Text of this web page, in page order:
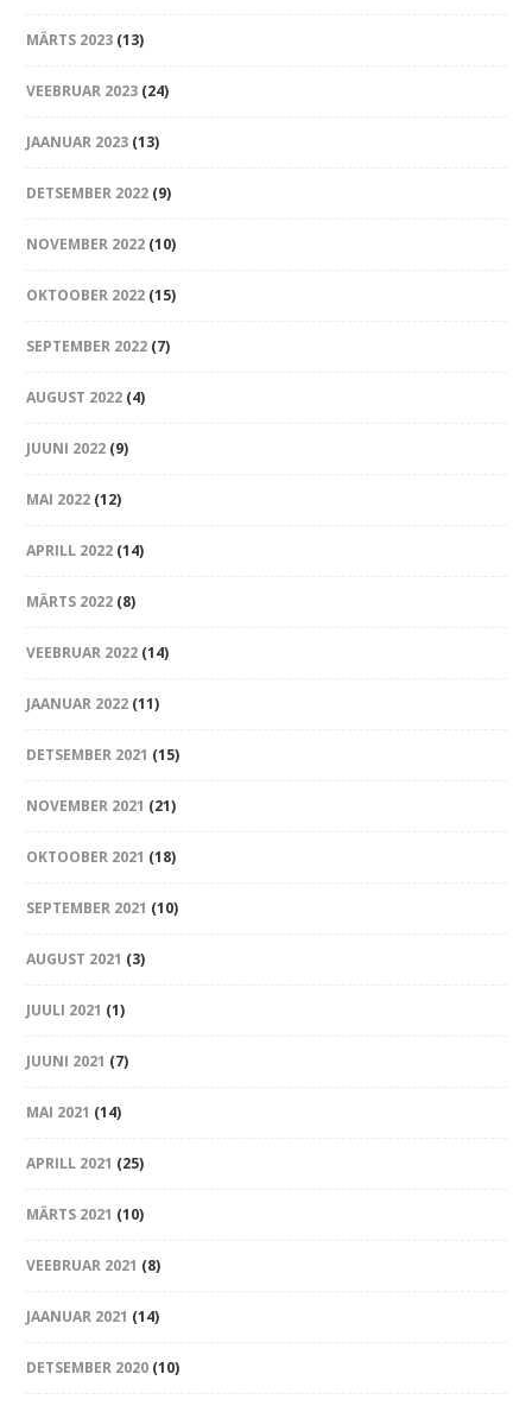
MÄRTS 2023 (13)
VEEBRUAR 2023 (24)
JAANUAR 2023 (13)
DETSEMBER 2022 (9)
NOVEMBER 2022 (10)
OKTOOBER 2022 (15)
SEPTEMBER 2022 (7)
AUGUST 2022 (4)
JUUNI 2022 (9)
MAI 2022 (12)
APRILL 2022 (14)
MÄRTS 2022 (8)
VEEBRUAR 2022 (14)
JAANUAR 2022 (11)
DETSEMBER 2021 (15)
NOVEMBER 2021 (21)
OKTOOBER 2021 (18)
SEPTEMBER 2021 (10)
AUGUST 2021 (3)
JUULI 2021 (1)
JUUNI 2021 (7)
MAI 2021 (14)
APRILL 2021 (25)
MÄRTS 2021 (10)
VEEBRUAR 2021 (8)
JAANUAR 2021 (14)
DETSEMBER 2020 (10)